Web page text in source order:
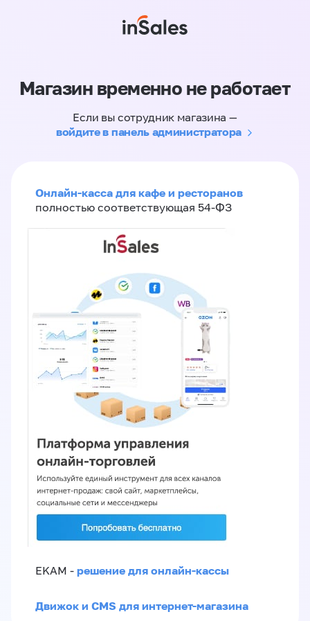
Магазин временно не работает
Если вы сотрудник магазина —
войдите в панель администратора
Онлайн-касса для кафе и ресторанов
полностью соответствующая 54-ФЗ
EKAM - решение для онлайн-кассы
Движок и CMS для интернет-магазина